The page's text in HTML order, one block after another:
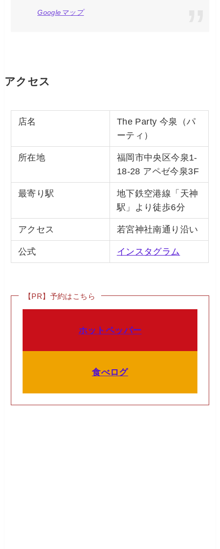
Googleマップ
アクセス
店名
The Party 今泉（パ
ーティ）
所在地
福岡市中央区今泉1-
18-28 アペゼ今泉3F
最寄り駅
地下鉄空港線「天神
駅」より徒歩6分
アクセス 若宮神社南通り沿い
公式 インスタグラム
【PR】予約はこちら
ホットペッパー
食べログ